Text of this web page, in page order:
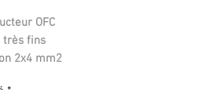
OFC
très fins
2x4 mm2